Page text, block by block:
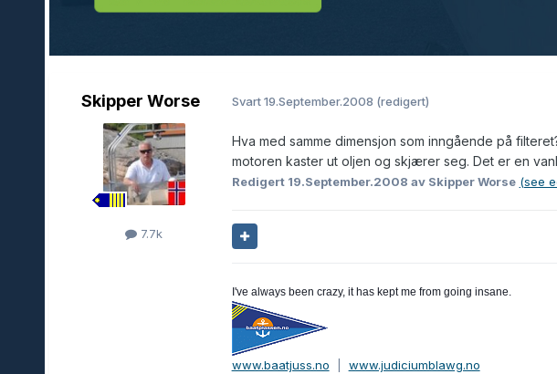
Skipper Worse
7.7k
Svart19.September.2008 (redigert)
Hva med samme dimensjon som inngående på
motoren kaster ut oljen og skjærer seg. Det er en
Redigert 19.September.2008 av Skipper Worse (see
I've always been crazy, it has kept me from going insane.
www.baatjuss.no www.judiciumblawg.no